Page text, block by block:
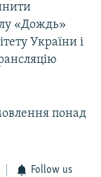
«Дождь»
України і
понад
Follow us